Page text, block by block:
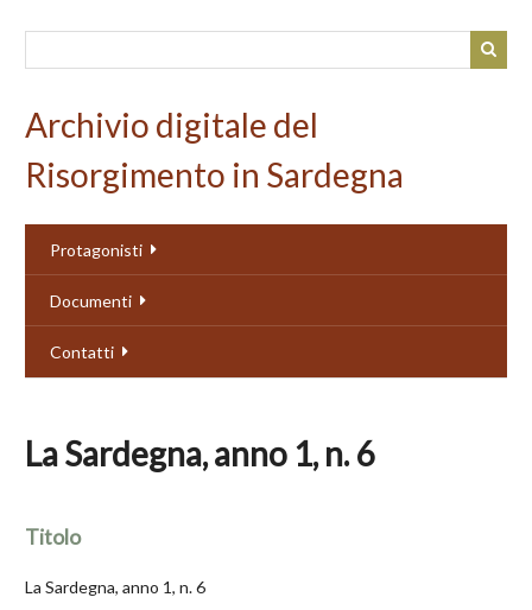
Archivio digitale del
Risorgimento in Sardegna
Protagonisti
Documenti
Contatti
La Sardegna, anno 1, n. 6
Titolo
La Sardegna, anno 1, n. 6